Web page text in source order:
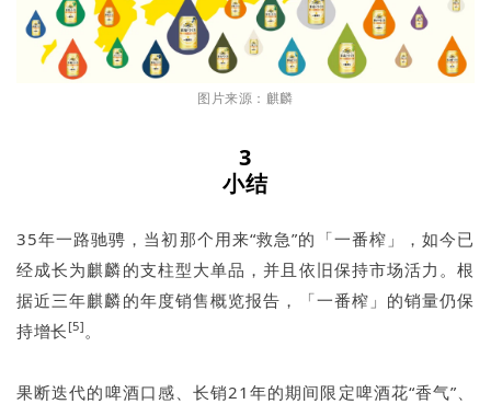
图片来源：麒麟
3
小结
35年一路驰骋，当初那个用来“救急”的「一番榨」，如今已
经成长为麒麟的支柱型大单品，并且依旧保持市场活力。根
据近三年麒麟的年度销售概览报告，「一番榨」的销量仍保
持增长 [5] 。
果断迭代的啤酒口感、长销21年的期间限定啤酒花“香气”、